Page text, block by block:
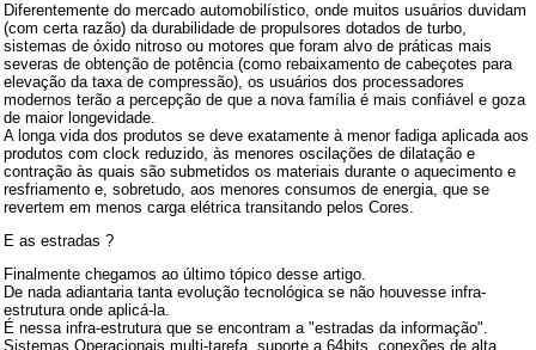
Diferentemente do mercado automobilístico, onde muitos usuários duvidam
(com certa razão) da durabilidade de propulsores dotados de turbo,
sistemas de óxido nitroso ou motores que foram alvo de práticas mais
severas de obtenção de potência (como rebaixamento de cabeçotes para
elevação da taxa de compressão), os usuários dos processadores
modernos terão a percepção de que a nova família é mais confiável e goza
de maior longevidade.
A longa vida dos produtos se deve exatamente à menor fadiga aplicada aos
produtos com clock reduzido, às menores oscilações de dilatação e
contração às quais são submetidos os materiais durante o aquecimento e
resfriamento e, sobretudo, aos menores consumos de energia, que se
revertem em menos carga elétrica transitando pelos Cores.
E as estradas ?
Finalmente chegamos ao último tópico desse artigo.
De nada adiantaria tanta evolução tecnológica se não houvesse infra-
estrutura onde aplicá-la.
É nessa infra-estrutura que se encontram a "estradas da informação".
Sistemas Operacionais multi-tarefa, suporte a 64bits, conexões de alta